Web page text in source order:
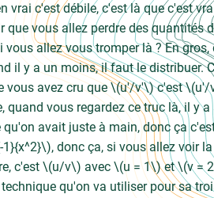
c'est débile, c'est là que c'est
vous allez perdre des quantités
allez vous tromper là ? En gros,
il y a un moins, il faut le distribuer.
vous avez cru que \(u'/v'\) c'est
vous regardez ce truc là, il y
avait juste à main, donc ça
donc ça, si vous allez voir la
c'est \(u/v\) avec \(u = 1\) et \(v =
qu'on va utiliser pour sa